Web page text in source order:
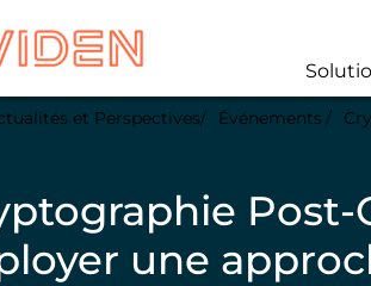
et Perspectives Événements
une